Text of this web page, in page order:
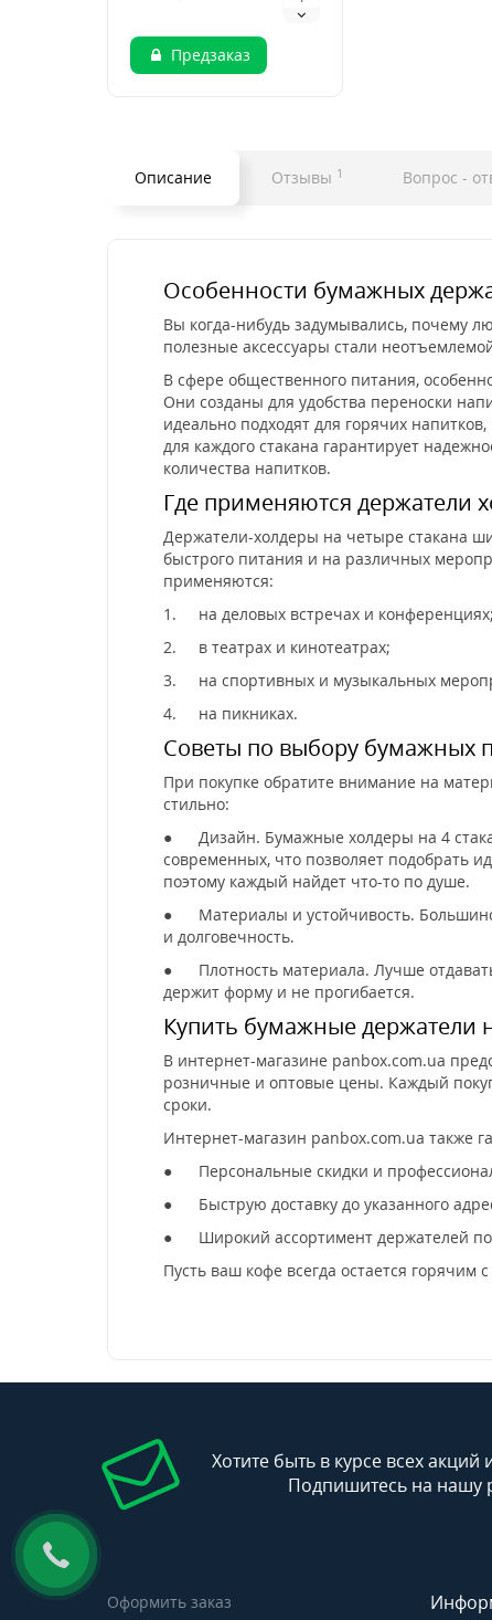
Предзаказ
Описание Отзывы 1 Вопрос -
Особенности бумажных
Вы когда-нибудь задумывались, почему
полезные аксессуары стали
В сфере общественного питания,
Они созданы для удобства переноски
идеально подходят для горячих
для каждого стакана гарантирует
количества напитков.
Где применяются держатели
Держатели-холдеры на четыре стакана
быстрого питания и на различных
применяются:
1.
на деловых встречах и конференциях;
2.
в театрах и кинотеатрах;
3.
на спортивных и музыкальных
4.
на пикниках.
Советы по выбору бумажных
При покупке обратите внимание на
стильно:
●
Дизайн. Бумажные холдеры на 4
современных, что позволяет подобрать
поэтому каждый найдет что-то по душе.
●
Материалы и устойчивость.
и долговечность.
●
Плотность материала. Лучше
держит форму и не прогибается.
Купить бумажные держатели
В интернет-магазине panbox.com.ua
розничные и оптовые цены. Каждый
сроки.
Интернет-магазин panbox.com.ua также
●
Персональные скидки и
●
Быструю доставку до указанного
●
Широкий ассортимент держателей
Пусть ваш кофе всегда остается горячим
Хотите быть в курсе всех акций
Подпишитесь на нашу
Оформить заказ